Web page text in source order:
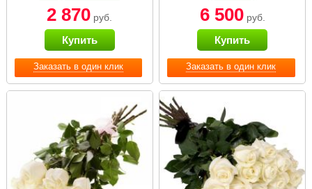
Заказать в один клик
2 870 руб.
Купить
Заказать в один клик
6 500руб.
Купить